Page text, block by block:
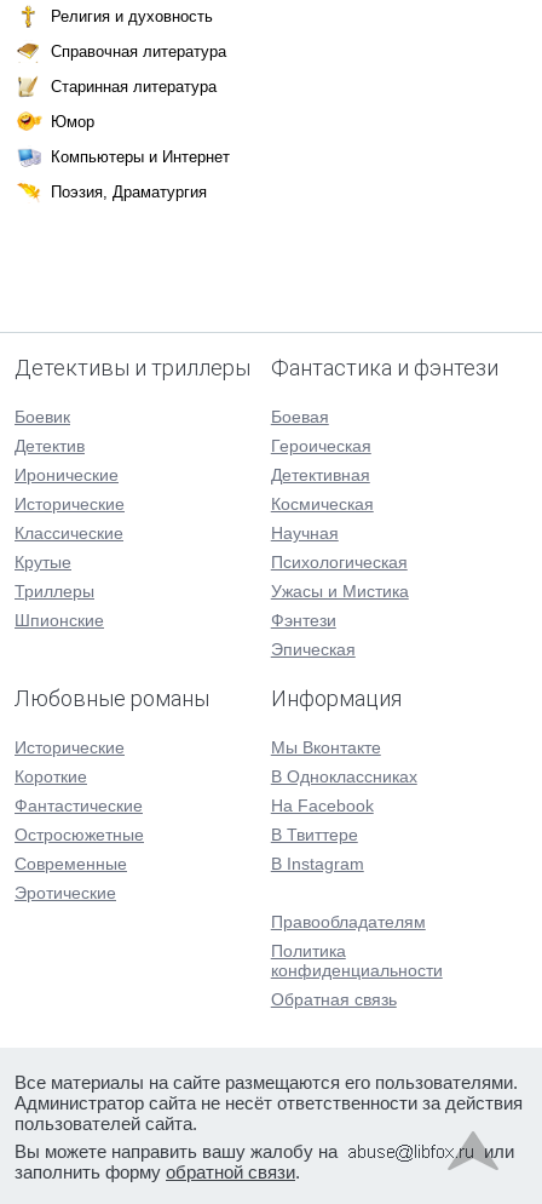
Религия и духовность
Справочная литература
Старинная литература
Юмор
Компьютеры и Интернет
Поэзия, Драматургия
Детективы и триллеры
Боевик
Детектив
Иронические
Исторические
Классические
Крутые
Триллеры
Шпионские
Фантастика и фэнтези
Боевая
Героическая
Детективная
Космическая
Научная
Психологическая
Ужасы и Мистика
Фэнтези
Эпическая
Любовные романы
Исторические
Короткие
Фантастические
Остросюжетные
Современные
Эротические
Информация
Мы Вконтакте
В Одноклассниках
На Facebook
В Твиттере
В Instagram
Правообладателям
Политика
конфиденциальности
Обратная связь
Все материалы на сайте размещаются его пользователями.
Администратор сайта не несёт ответственности за действия
пользователей сайта.
Вы можете направить вашу жалобу на
или
заполнить форму обратной связи.